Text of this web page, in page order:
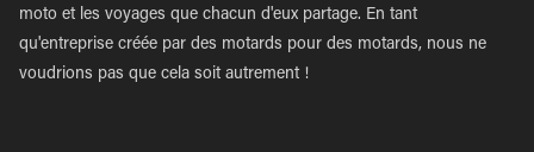
moto et les voyages que chacun d'eux partage. En tant
qu'entreprise créée par des motards pour des motards, nous ne
voudrions pas que cela soit autrement !